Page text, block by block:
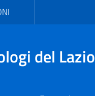
del Lazio